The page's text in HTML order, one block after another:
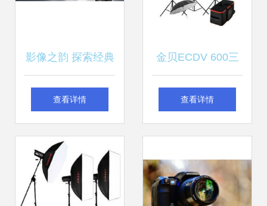
影像之韵 探索经典
与未来的视角之美
查看详情
金贝ECDV 600三
灯柔光箱套装 服装
查看详情